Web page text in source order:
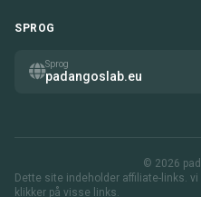
SPROG
Sprog
padangoslab.eu
© 2026
Dette site indeholder affiliate-links.
klikker på visse links.